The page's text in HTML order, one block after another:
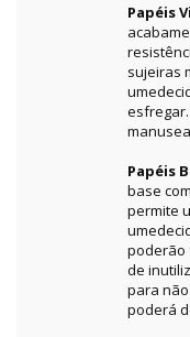
Papéis
sujeiras
Papéis
base
permite
poderão
de
para
poderá